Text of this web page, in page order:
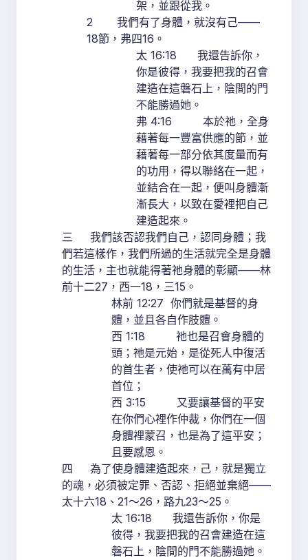
架，並跟從我。
2 我們有了身體，就沒有己——
18節，弗四16。
太 16:18 我還告訴你，
你是彼得，我要把我的召會
建造在這磐石上，陰間的門
不能勝過她。
弗 4:16 本於祂，全身
藉著每一豐富供應的節，並
藉著每一部分依其度量而有
的功用，得以聯絡在一起，
並結合在一起，便叫身體漸
漸長大，以致在愛裡把自己
建造起來。
三 我們該否認我們自己，認同身體；我
們若這樣作，我們所過的生活就完全是身體
的生活，主也就能得著祂身體的彰顯——林
前十二27，西一18，三15。
林前 12:27 你們就是基督的身
體，並且各自作肢體。
西 1:18 祂也是召會身體的
頭；祂是元始，是從死人中復活
的首生者，使祂可以在萬有中居
首位；
西 3:15 又要讓基督的平安
在你們心裡作仲裁，你們在一個
身體裡蒙召，也是為了這平安；
且要感恩。
四 為了使身體建造起來，己，就是獨立
的魂，必須被定罪、否認、拒絕並棄絕——
太十六18、21～26，路九23～25。
太 16:18 我還告訴你，你是
彼得，我要把我的召會建造在這
磐石上，陰間的門不能勝過她。